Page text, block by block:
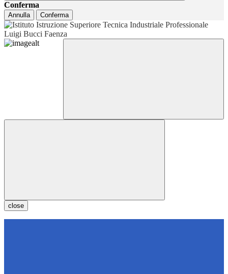
Conferma
Annulla Conferma
close